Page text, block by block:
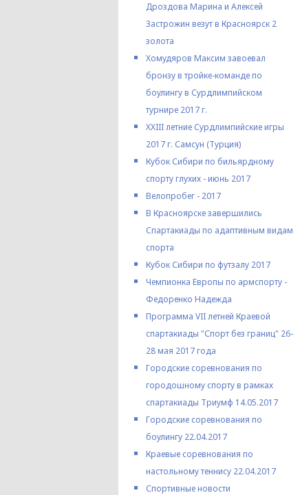
Дроздова Марина и Алексей
Застрожин везут в Красноярск 2
золота
Хомудяров Максим завоевал
бронзу в тройке-команде по
боулингу в Сурдлимпийском
турнире 2017 г.
XXIII летние Сурдлимпийские игры
2017 г. Самсун (Турция)
Кубок Сибири по бильярдному
спорту глухих - июнь 2017
Велопробег - 2017
В Красноярске завершились
Спартакиады по адаптивным видам
спорта
Кубок Сибири по футзалу 2017
Чемпионка Европы по армспорту -
Федоренко Надежда
Программа VII летней Краевой
спартакиады "Спорт без границ" 26-
28 мая 2017 года
Городские соревнования по
городошному спорту в рамках
спартакиады Триумф 14.05.2017
Городские соревнования по
боулингу 22.04.2017
Краевые соревнования по
настольному теннису 22.04.2017
Спортивные новости